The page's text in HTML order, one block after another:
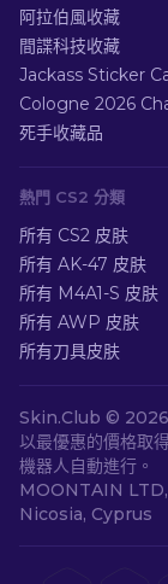
阿拉伯風收藏
間諜科技收藏
Jackass Sticker
Cologne 2026
死手收藏品
熱門 CS2 分類
所有 CS2 皮肤
所有 AK-47 皮肤
所有 M4A1-S 皮肤
所有 AWP 皮肤
所有刀具皮肤
Skin.Club © 2026
以最優惠的價格取
機器人自動進行。
MOONTAIN
Nicosia, Cyprus